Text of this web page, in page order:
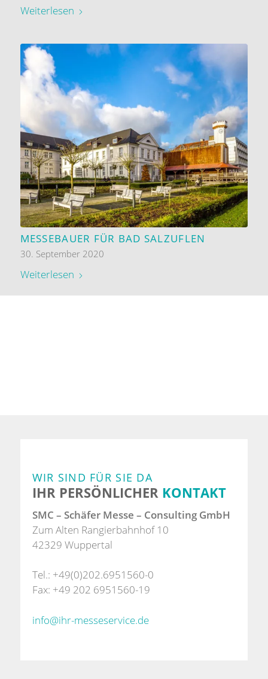
Weiterlesen
MESSEBAUER FÜR BAD SALZUFLEN
30. September 2020
Weiterlesen
WIR SIND FÜR SIE DA
IHR PERSÖNLICHER KONTAKT
SMC – Schäfer Messe – Consulting GmbH
Zum Alten Rangierbahnhof 10
42329 Wuppertal
Tel.: +49(0)202.6951560-0
Fax: +49 202 6951560-19
info@ihr-messeservice.de